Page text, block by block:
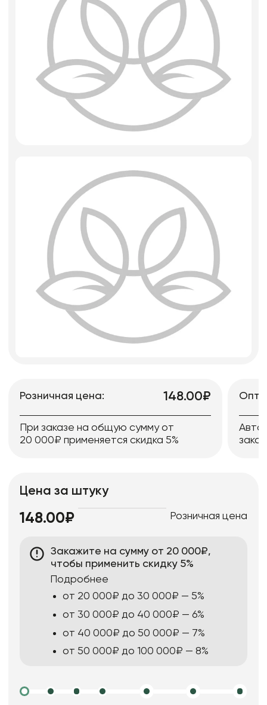
Искусственные цветы и растения
Декоративные вазы, кашпо
Игрушки мягкие
Розничная цена: 148.00₽
При заказе на общую сумму от
20 000₽ применяется скидка 5%
Цена за штуку
148.00₽ Розничная цена
Закажите на сумму от 20 000₽,
чтобы применить скидку 5%
Подробнее
от 20 000₽ до 30 000₽ — 5%
от 30 000₽ до 40 000₽ — 6%
от 40 000₽ до 50 000₽ — 7%
от 50 000₽ до 100 000₽ — 8%